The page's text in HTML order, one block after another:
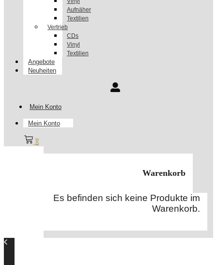
Aufnäher
Textilien
Vertrieb
CDs
Vinyl
Textilien
Angebote
Neuheiten
Mein Konto
Mein Konto
0
Warenkorb
Es befinden sich keine Produkte im
Warenkorb.